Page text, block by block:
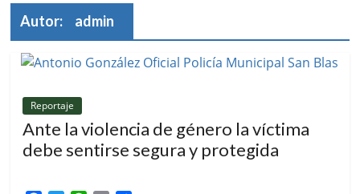
Autor: admin
Reportaje
Ante la violencia de género la víctima
debe sentirse segura y protegida